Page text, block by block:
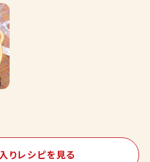
りレシピを見る